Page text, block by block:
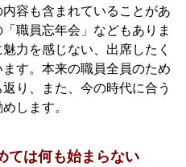
容も含まれていることがあ
職員忘年会」などもありま
力を感じない、出席したく
す。本来の職員全員のため
り、また、今の時代に合う
します。
ては何も始まらない